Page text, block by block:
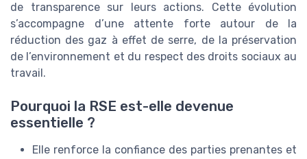
de transparence sur leurs actions. Cette évolution
s’accompagne d’une attente forte autour de la
réduction des gaz à effet de serre, de la préservation
de l’environnement et du respect des droits sociaux au
travail.
Pourquoi la RSE est-elle devenue
essentielle ?
Elle renforce la confiance des parties prenantes et